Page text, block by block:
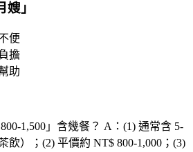
嫂 」
便
擔
助
1,500 」含幾餐？ A：(1) 通常含 5-
飲）；(2) 平價約 NT$ 800-1,000；(3)